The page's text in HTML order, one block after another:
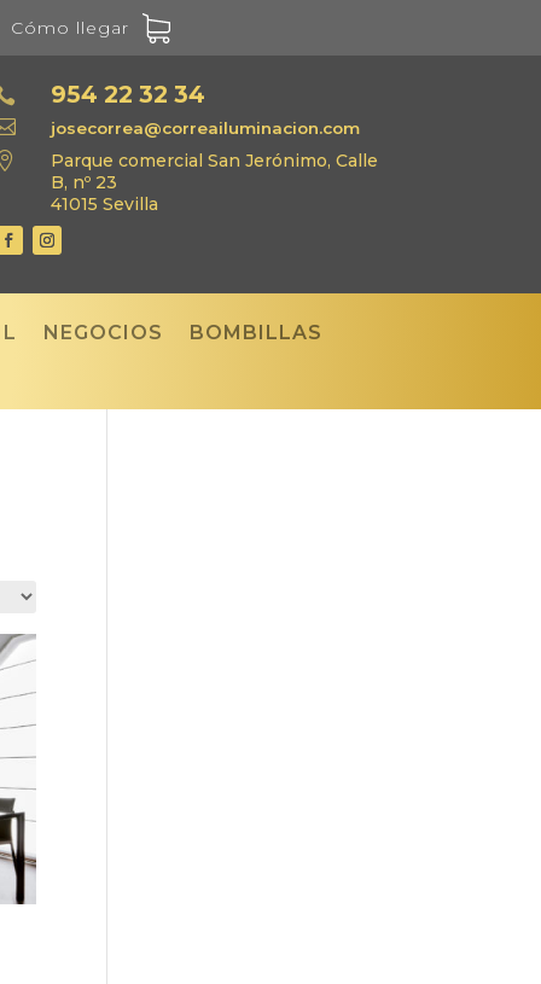
Cómo llegar
954 22 32 34
josecorrea@correailuminacion.com
Parque comercial San Jerónimo, Calle
B, nº 23
41015 Sevilla
NEGOCIOS BOMBILLAS